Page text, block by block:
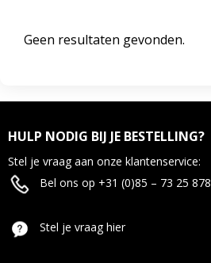
Geen resultaten gevonden.
HULP NODIG BIJ JE BESTELLING?
Stel je vraag aan onze klantenservice:
Bel ons op +31 (0)85 – 73 25 878
Stel je vraag hier